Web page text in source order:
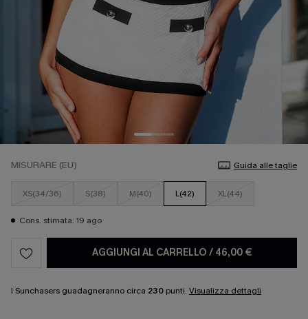
MISURARE (EU) Guida alle taglie
XS(34/36) S(38) M(40) L(42) XL(44)
Cons. stimata: 19 ago
AGGIUNGI AL CARRELLO / 46,00 €
I Sunchasers guadagneranno circa 230 punti. Visualizza dettagli